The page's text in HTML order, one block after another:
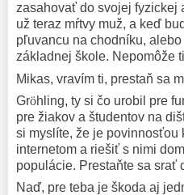
zasahovať do svojej fyzickej
už teraz mŕtvy muž, a keď
pľuvancu na chodníku,
základnej škole. Nepomôže
Mikas, vravím ti, prestaň sa
Gröhling, ty si čo urobil pre
pre žiakov a študentov na
si myslíte, že je povinnosťou
internetom a riešiť s nimi
populácie. Prestaňte sa srať
Naď, pre teba je škoda aj